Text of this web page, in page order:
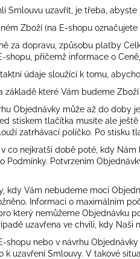
Smlouvu uzavřít, je třeba,
Zboží (na E-shopu
za dopravu, způsobu platby
shopu, přičemž informace o
údaje sloužící k tomu,
základě které Vám budeme
Objednávky může až do doby
stiskem tlačítka musíte ale
zatrhávací políčko. Po stisku
co nejkratší době poté, kdy
Podmínky. Potvrzením
kdy Vám nebudeme moci
Informaci o maximálním
který nemůžeme Objednávku
uzavřena ve chvíli, kdy Naši
shopu nebo v návrhu
k uzavření Smlouvy. V takové